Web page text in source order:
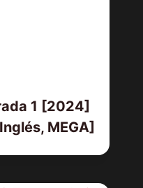
1 [2024]
MEGA]